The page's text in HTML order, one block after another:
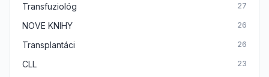
Transfuziológ 27
NOVE KNIHY 26
Transplantáci 26
CLL 23